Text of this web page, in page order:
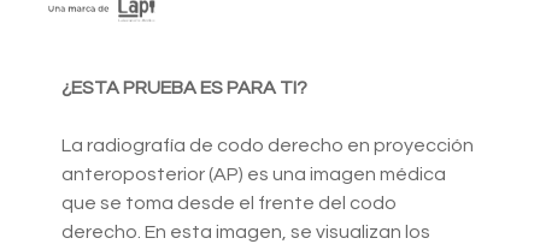
¿ESTA PRUEBA ES PARA TI?
La radiografía de codo derecho en proyección
anteroposterior (AP) es una imagen médica
que se toma desde el frente del codo
derecho. En esta imagen, se visualizan los